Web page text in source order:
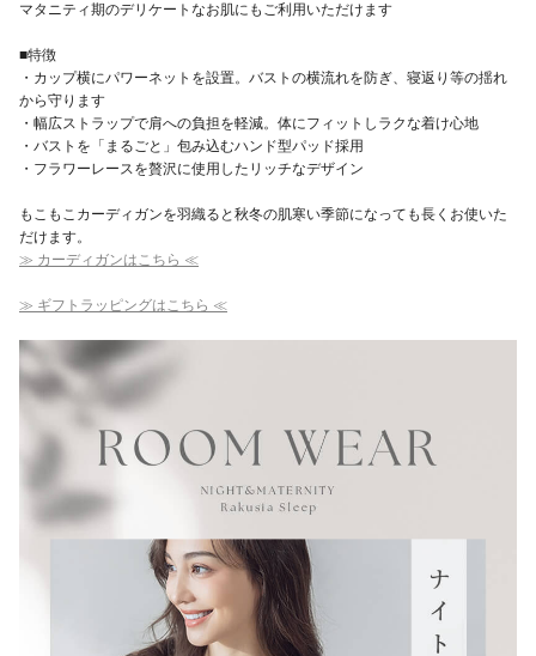
マタニティ期のデリケートなお肌にもご利用いただけます
■特徴
・カップ横にパワーネットを設置。バストの横流れを防ぎ、寝返り等の揺れ
から守ります
・幅広ストラップで肩への負担を軽減。体にフィットしラクな着け心地
・バストを「まるごと」包み込むハンド型パッド採用
・フラワーレースを贅沢に使用したリッチなデザイン
もこもこカーディガンを羽織ると秋冬の肌寒い季節になっても長くお使いた
だけます。
≫ カーディガンはこちら ≪
≫ ギフトラッピングはこちら ≪